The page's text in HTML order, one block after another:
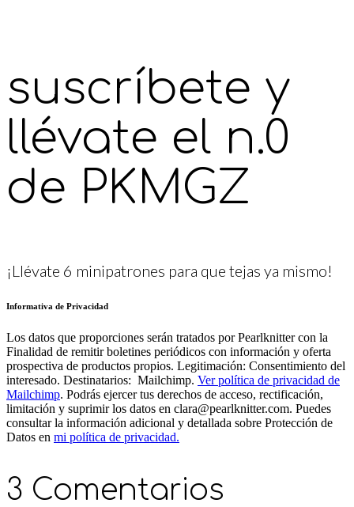
suscríbete y
llévate el n.0
de PKMGZ
¡Llévate 6 minipatrones para que tejas ya mismo!
Informativa de Privacidad
Los datos que proporciones serán tratados por Pearlknitter con la
Finalidad de remitir boletines periódicos con información y oferta
prospectiva de productos propios. Legitimación: Consentimiento del
interesado. Destinatarios: Mailchimp. Ver política de privacidad de
Mailchimp. Podrás ejercer tus derechos de acceso, rectificación,
limitación y suprimir los datos en clara@pearlknitter.com. Puedes
consultar la información adicional y detallada sobre Protección de
Datos en mi política de privacidad.
3 Comentarios